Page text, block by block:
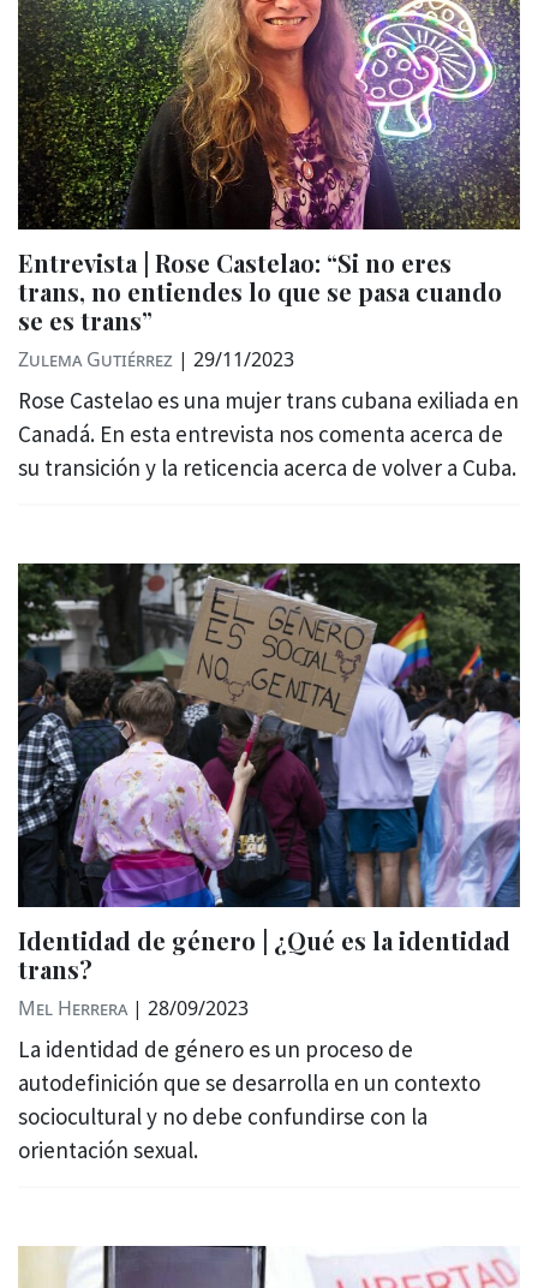
Entrevista | Rose Castelao: “Si no eres
trans, no entiendes lo que se pasa cuando
se es trans”
Zulema Gutiérrez | 29/11/2023
Rose Castelao es una mujer trans cubana exiliada en
Canadá. En esta entrevista nos comenta acerca de
su transición y la reticencia acerca de volver a Cuba.
Identidad de género | ¿Qué es la identidad
trans?
Mel Herrera | 28/09/2023
La identidad de género es un proceso de
autodefinición que se desarrolla en un contexto
sociocultural y no debe confundirse con la
orientación sexual.